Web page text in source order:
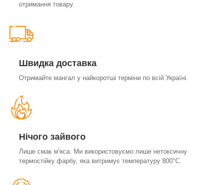
отримання товару.
Швидка доставка
Отримайте мангал у найкоротші терміни по всій Україні.
Нічого зайвого
Лише смак м'яса. Ми використовуємо лише нетоксичну
термостійку фарбу, яка витримує температуру 800°С.